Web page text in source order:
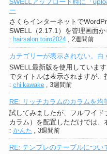
SWELLアップロード時に「
ー
さくらインターネットで
SWELL（2.17.1）を管理画面
: hairsalon.toiro2024, 2週間前
カテゴリーが表示されない。白
SWELL最新版を使用していま
でタイトルは表示されますが
: chiikawake, 3週間前
RE: リッチカラムのカラムを均
試してみましたが、フルワイ
カラム）を配置しただけでは
: かんた , 3週間前
RE: テンプレのテーブルについ